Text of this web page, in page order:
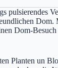
Dom-
Planten un